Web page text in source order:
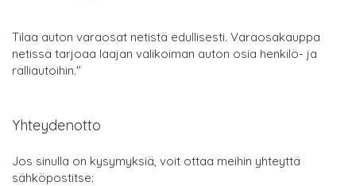
Tilaa auton varaosat netistä edullisesti. Varaosakauppa
netissä tarjoaa laajan valikoiman auton osia henkilö- ja
ralliautoihin."
Yhteydenotto
Jos sinulla on kysymyksiä, voit ottaa meihin yhteyttä
sähköpostitse: